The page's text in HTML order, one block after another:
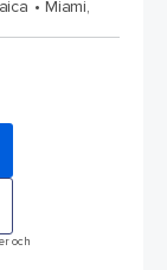
Miami,
och